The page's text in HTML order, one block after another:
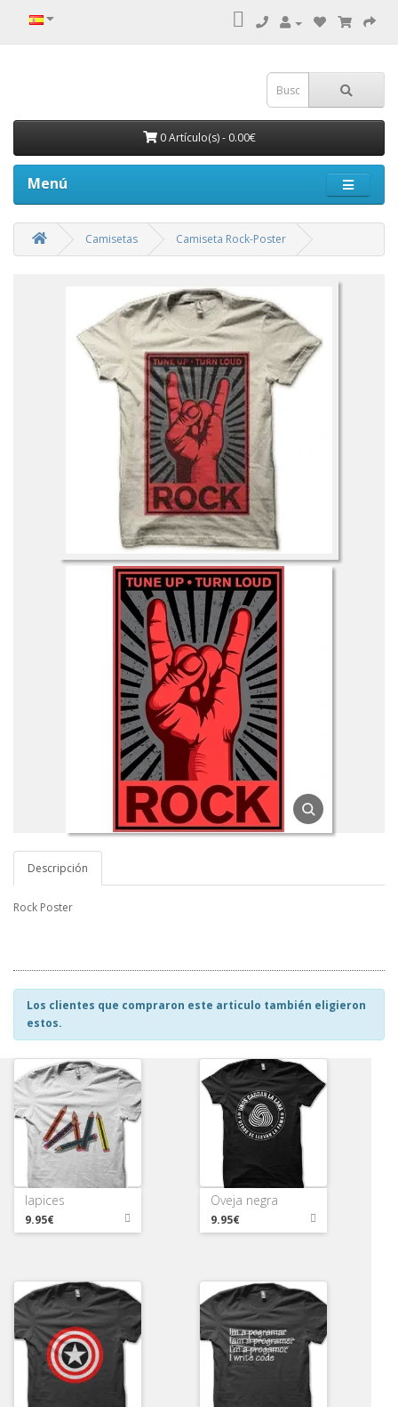
0 Artículo(s) - 0.00€
Menú
Camisetas Camiseta Rock-Poster
Descripción
Rock Poster
Los clientes que compraron este articulo también eligieron
estos.
lapices
9.95€
Oveja negra
9.95€